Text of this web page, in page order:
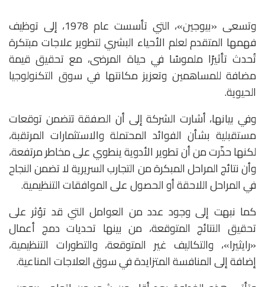
وتسعى «بيوجين»، التي تأسست عام 1978، إلى توظيف
فهمها المتقدم لعلم الأحياء البشري لتطوير علاجات مبتكرة
تُحدث تأثيرًا ملموسًا في حياة المرضى، مع تحقيق قيمة
مضافة للمساهمين وتعزيز مكانتها في سوق التكنولوجيا
الحيوية.
وفي بيانها، أشارت الشركة إلى أن الصفقة تتضمن توقعات
مستقبلية بشأن الفوائد المحتملة والاستثمارات المرتقبة،
لكنها حذّرت من أن تطوير الأدوية ينطوي على مخاطر مرتفعة،
وأن نتائج المراحل المبكرة من التجارب السريرية لا تضمن النجاح
في المراحل اللاحقة أو الحصول على الموافقات التنظيمية.
كما نبهت إلى وجود عدد من العوامل التي قد تؤثر على
تحقيق النتائج المتوقعة، من بينها تحديات دمج أعمال
«رايثيرا»، والتكاليف غير المتوقعة، والتطورات التنظيمية،
إضافة إلى المنافسة المتزايدة في سوق العلاجات المناعية.